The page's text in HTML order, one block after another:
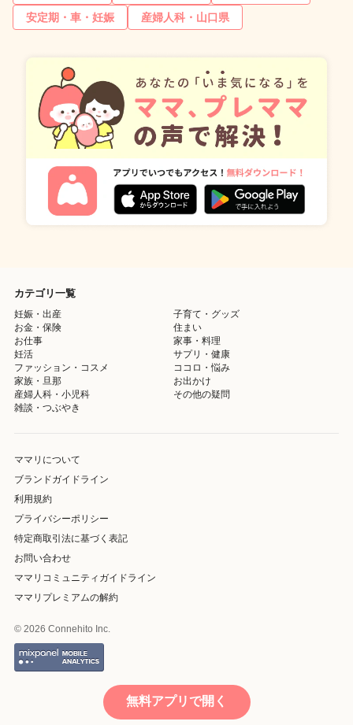
安定期・車・妊娠
産婦人科・山口県
カテゴリ一覧
妊娠・出産
子育て・グッズ
お金・保険
住まい
お仕事
家事・料理
妊活
サプリ・健康
ファッション・コスメ
ココロ・悩み
家族・旦那
お出かけ
産婦人科・小児科
その他の疑問
雑談・つぶやき
ママリについて
ブランドガイドライン
利用規約
プライバシーポリシー
特定商取引法に基づく表記
お問い合わせ
ママリコミュニティガイドライン
ママリプレミアムの解約
© 2026 Connehito Inc.
無料アプリで開く